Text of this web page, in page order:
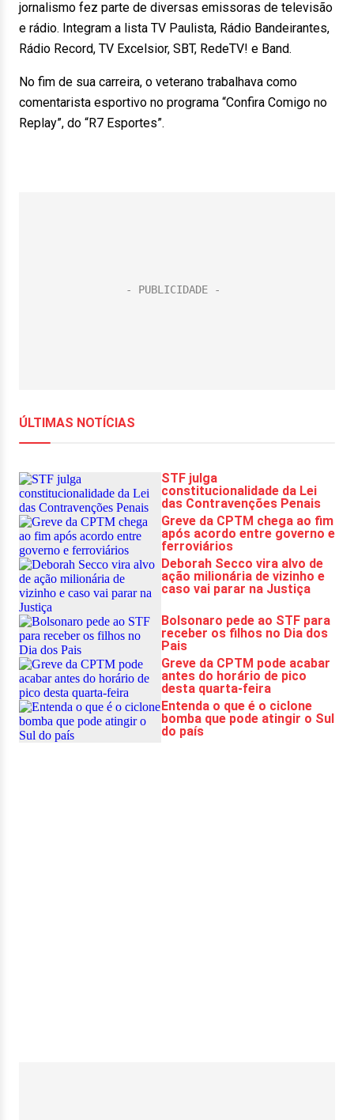
jornalismo fez parte de diversas emissoras de televisão
e rádio. Integram a lista TV Paulista, Rádio Bandeirantes,
Rádio Record, TV Excelsior, SBT, RedeTV! e Band.
No fim de sua carreira, o veterano trabalhava como
comentarista esportivo no programa “Confira Comigo no
Replay”, do “R7 Esportes”.